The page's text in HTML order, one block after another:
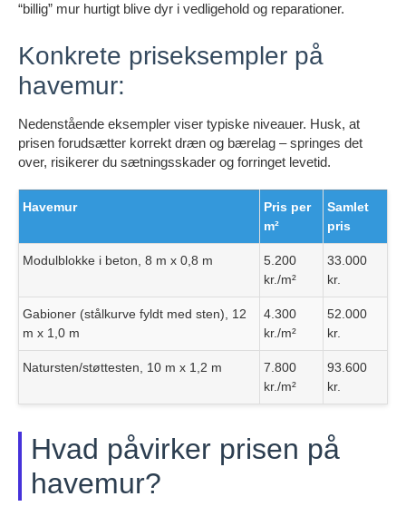
“billig” mur hurtigt blive dyr i vedligehold og reparationer.
Konkrete priseksempler på
havemur:
Nedenstående eksempler viser typiske niveauer. Husk, at
prisen forudsætter korrekt dræn og bærelag – springes det
over, risikerer du sætningsskader og forringet levetid.
Havemur
Pris per
m²
Samlet
pris
Modulblokke i beton, 8 m x 0,8 m
5.200
kr./m²
33.000
kr.
Gabioner (stålkurve fyldt med sten), 12
m x 1,0 m
4.300
kr./m²
52.000
kr.
Natursten/støttesten, 10 m x 1,2 m
7.800
kr./m²
93.600
kr.
Hvad påvirker prisen på
havemur?